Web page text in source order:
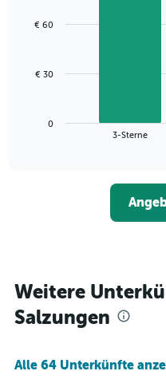
die
anzeigt.
Das
zeigt
Tagen,
aggregiert
nach
Sternebewertung.
Diagramm
3-Sterne
0
€ 30
€ 60
Weitere
Salzungen
Alle 64 Unterkünfte